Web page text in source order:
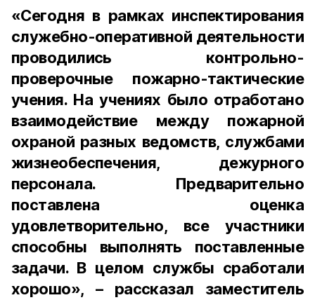
«Сегодня в рамках инспектирования
служебно-оперативной деятельности
проводились контрольно-
проверочные пожарно-тактические
учения. На учениях было отработано
взаимодействие между пожарной
охраной разных ведомств, службами
жизнеобеспечения, дежурного
персонала. Предварительно
поставлена оценка
удовлетворительно, все участники
способны выполнять поставленные
задачи. В целом службы сработали
хорошо», – рассказал заместитель